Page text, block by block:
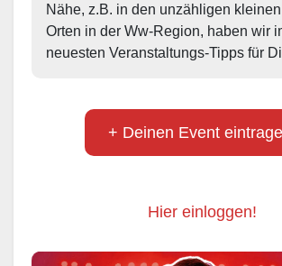
Nähe, z.B. in den unzähligen
Orten in der Ww-Region, haben wir
neuesten Veranstaltungs-Tipps für
+ Deinen Event
Hier einloggen!